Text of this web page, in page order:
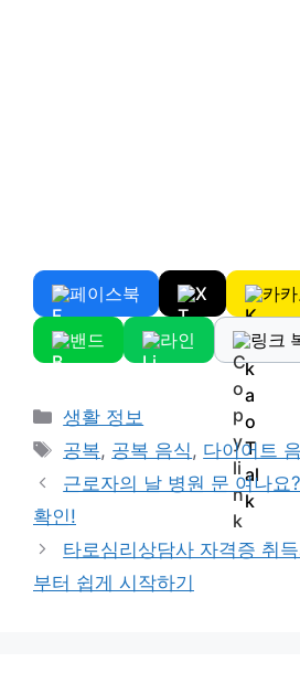
페이스북 X 카
밴드 라인 링크
Categories
생활 정보
Tags
공복, 공복 음식 , 다이어트
근로자의 날 병원 문 여나요
확인!
타로심리상담사 자격증 취
부터 쉽게 시작하기